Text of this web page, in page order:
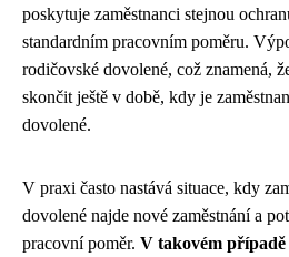
poskytuje zaměstnanci stejnou
standardním pracovním poměru.
rodičovské dovolené, což znamená,
skončit ještě v době, kdy je
dovolené.
V praxi často nastává situace, kdy
dovolené najde nové zaměstnání a
pracovní poměr. V takovém případě